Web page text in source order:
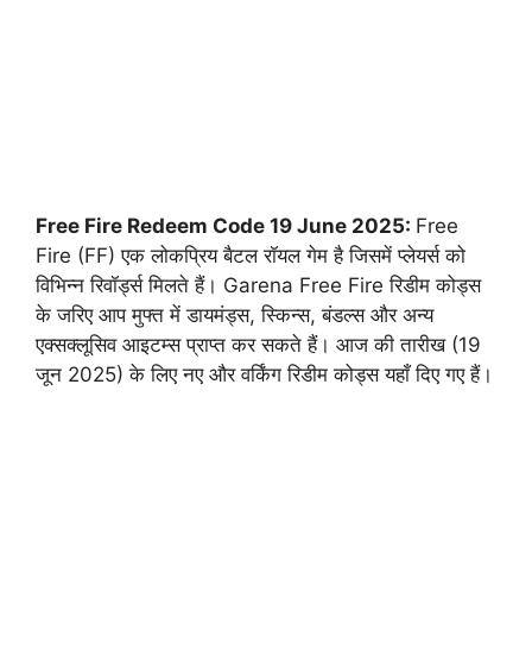
Free Fire Redeem Code 19 June 2025: Free
Fire (FF) एक लोकप्रिय बैटल रॉयल गेम है जिसमें प्लेयर्स को
विभिन्न रिवॉर्ड्स मिलते हैं। Garena Free Fire रिडीम कोड्स
के जरिए आप मुफ्त में डायमंड्स, स्किन्स, बंडल्स और अन्य
एक्सक्लूसिव आइटम्स प्राप्त कर सकते हैं। आज की तारीख (19
जून 2025) के लिए नए और वर्किंग रिडीम कोड्स यहाँ दिए गए हैं।